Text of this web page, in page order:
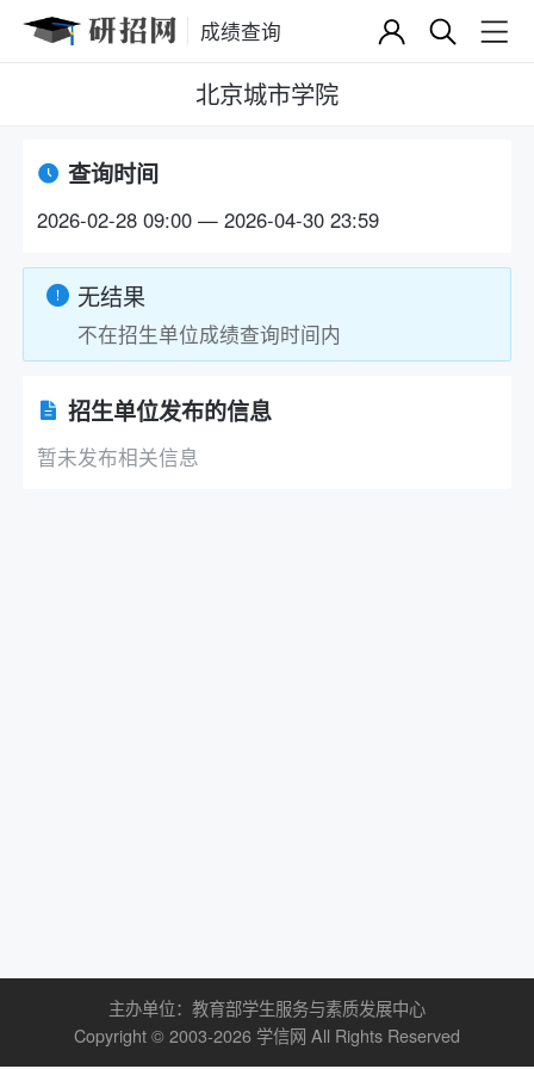
成绩查询
北京城市学院
查询时间
2026-02-28 09:00 — 2026-04-30 23:59
无结果
不在招生单位成绩查询时间内
招生单位发布的信息
暂未发布相关信息
主办单位： 教育部学生服务与素质发展中心
Copyright © 2003-2026 学信网 All Rights Reserved